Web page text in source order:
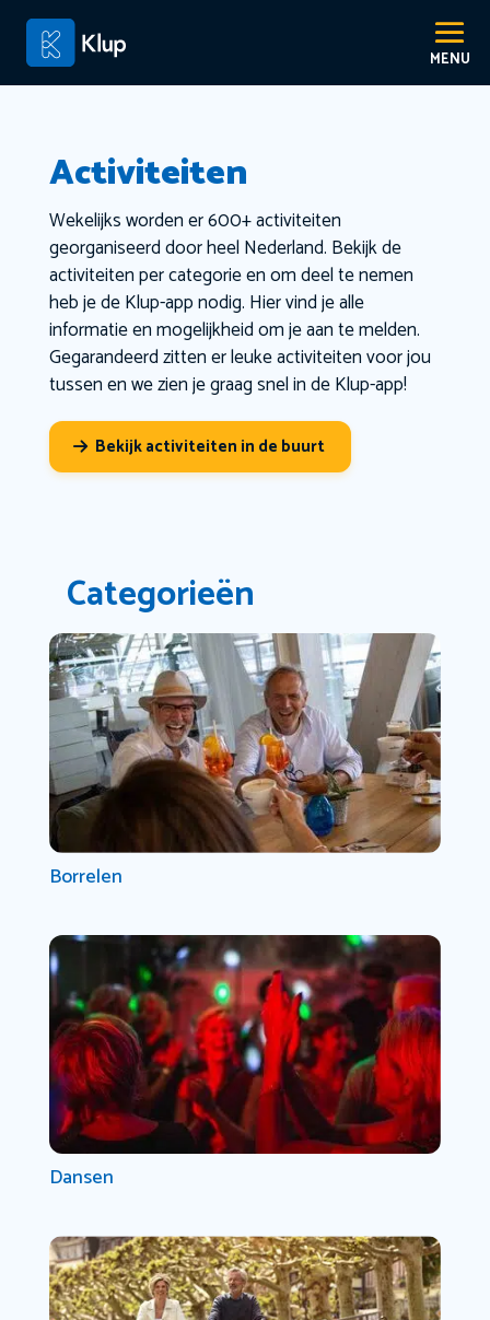
Activiteiten
Wekelijks worden er 600+ activiteiten
georganiseerd door heel Nederland. Bekijk de
activiteiten per categorie en om deel te nemen
heb je de Klup-app nodig. Hier vind je alle
informatie en mogelijkheid om je aan te melden.
Gegarandeerd zitten er leuke activiteiten voor jou
tussen en we zien je graag snel in de Klup-app!
Bekijk activiteiten in de buurt
Categorieën
Borrelen
Dansen